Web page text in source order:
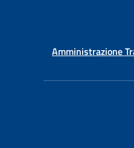
Amministrazione